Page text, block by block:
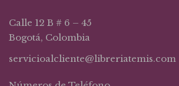
Calle 12 B # 6 – 45
Bogotá, Colombia
servicioalcliente@libreriatemis.com